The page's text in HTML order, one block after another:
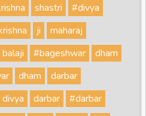
shastri
#divya
ji
maharaj
balaji #bageshwar
dham
dham
darbar
divya darbar
#darbar